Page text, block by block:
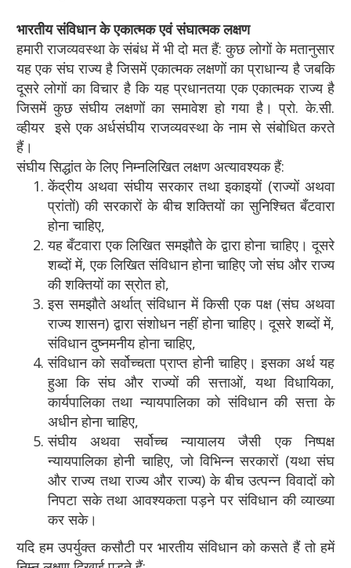
भारतीय संविधान के एकात्मक एवं संघात्मक लक्षण
हमारी राजव्यवस्था के संबंध में भी दो मत हैं: कुछ लोगों के मतानुसार
यह एक संघ राज्य है जिसमें एकात्मक लक्षणों का प्राधान्य है जबकि
दूसरे लोगों का विचार है कि यह प्रधानतया एक एकात्मक राज्य है
जिसमें कुछ संघीय लक्षणों का समावेश हो गया है। प्रो. के.सी.
व्हीयर इसे एक अर्धसंघीय राजव्यवस्था के नाम से संबोधित करते
हैं।
संघीय सिद्धांत के लिए निम्नलिखित लक्षण अत्यावश्यक हैं:
केंद्रीय अथवा संघीय सरकार तथा इकाइयों (राज्यों अथवा
प्रांतों) की सरकारों के बीच शक्तियों का सुनिश्चित बँटवारा
होना चाहिए,
यह बँटवारा एक लिखित समझौते के द्वारा होना चाहिए। दूसरे
शब्दों में, एक लिखित संविधान होना चाहिए जो संघ और राज्य
की शक्तियों का स्रोत हो,
इस समझौते अर्थात् संविधान में किसी एक पक्ष (संघ अथवा
राज्य शासन) द्वारा संशोधन नहीं होना चाहिए। दूसरे शब्दों में,
संविधान दुष्नमनीय होना चाहिए,
संविधान को सर्वोच्चता प्राप्त होनी चाहिए। इसका अर्थ यह
हुआ कि संघ और राज्यों की सत्ताओं, यथा विधायिका,
कार्यपालिका तथा न्यायपालिका को संविधान की सत्ता के
अधीन होना चाहिए,
संघीय अथवा सर्वोच्च न्यायालय जैसी एक निष्पक्ष
न्यायपालिका होनी चाहिए, जो विभिन्न सरकारों (यथा संघ
और राज्य तथा राज्य और राज्य) के बीच उत्पन्न विवादों को
निपटा सके तथा आवश्यकता पड़ने पर संविधान की व्याख्या
कर सके।
यदि हम उपर्युक्त कसौटी पर भारतीय संविधान को कसते हैं तो हमें